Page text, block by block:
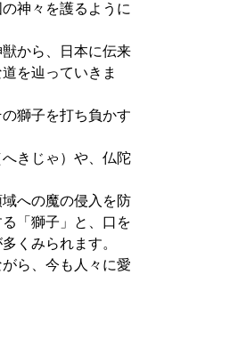
神々を護るように
から、日本に伝来
を辿っていきま
獅子を打ち負かす
きじゃ）や、仏陀
への魔の侵入を防
「獅子」と、口を
くみられます。
ら、今も人々に愛